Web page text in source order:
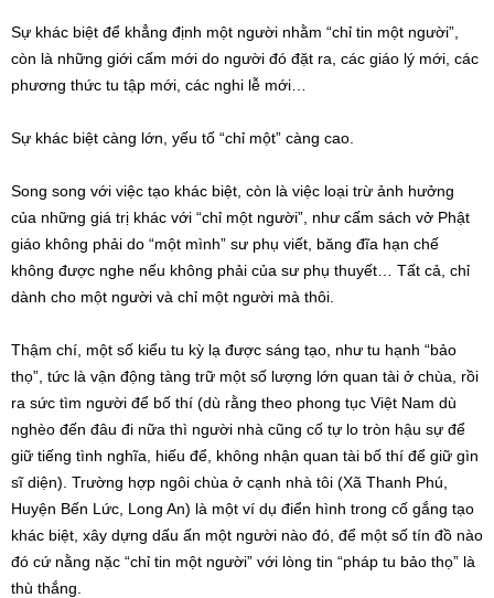
Sự khác biệt để khẳng định một người nhằm “chỉ tin một người”,
còn là những giới cấm mới do người đó đặt ra, các giáo lý mới, các
phương thức tu tập mới, các nghi lễ mới…
Sự khác biệt càng lớn, yếu tố “chỉ một” càng cao.
Song song với việc tạo khác biệt, còn là việc loại trừ ảnh hưởng
của những giá trị khác với “chỉ một người”, như cấm sách vở Phật
giáo không phải do “một mình” sư phụ viết, băng đĩa hạn chế
không được nghe nếu không phải của sư phụ thuyết… Tất cả, chỉ
dành cho một người và chỉ một người mà thôi.
Thậm chí, một số kiểu tu kỳ lạ được sáng tạo, như tu hạnh “bảo
thọ”, tức là vận động tàng trữ một số lượng lớn quan tài ở chùa, rồi
ra sức tìm người để bố thí (dù rằng theo phong tục Việt Nam dù
nghèo đến đâu đi nữa thì người nhà cũng cố tự lo tròn hậu sự để
giữ tiếng tình nghĩa, hiếu để, không nhận quan tài bố thí để giữ gìn
sĩ diện). Trường hợp ngôi chùa ở cạnh nhà tôi (Xã Thanh Phú,
Huyện Bến Lức, Long An) là một ví dụ điển hình trong cố gắng tạo
khác biệt, xây dựng dấu ấn một người nào đó, để một số tín đồ nào
đó cứ nằng nặc “chỉ tin một người” với lòng tin “pháp tu bảo thọ” là
thù thắng.